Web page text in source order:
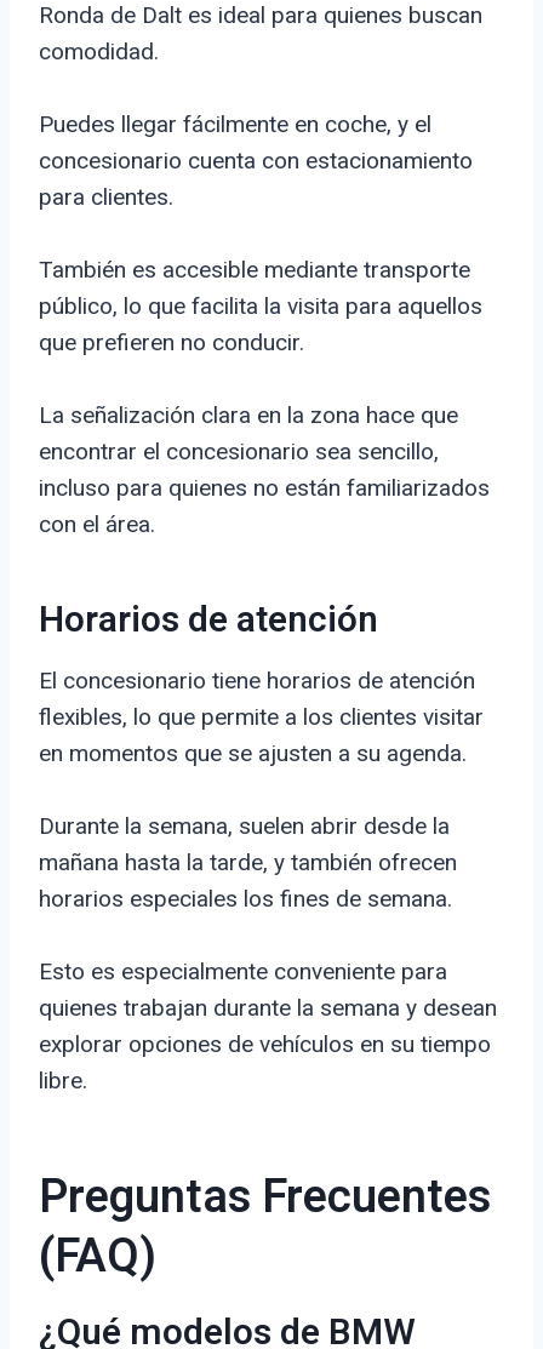
Ronda de Dalt es ideal para quienes buscan
comodidad.
Puedes llegar fácilmente en coche, y el
concesionario cuenta con estacionamiento
para clientes.
También es accesible mediante transporte
público, lo que facilita la visita para aquellos
que prefieren no conducir.
La señalización clara en la zona hace que
encontrar el concesionario sea sencillo,
incluso para quienes no están familiarizados
con el área.
Horarios de atención
El concesionario tiene horarios de atención
flexibles, lo que permite a los clientes visitar
en momentos que se ajusten a su agenda.
Durante la semana, suelen abrir desde la
mañana hasta la tarde, y también ofrecen
horarios especiales los fines de semana.
Esto es especialmente conveniente para
quienes trabajan durante la semana y desean
explorar opciones de vehículos en su tiempo
libre.
Preguntas Frecuentes
(FAQ)
¿Qué modelos de BMW